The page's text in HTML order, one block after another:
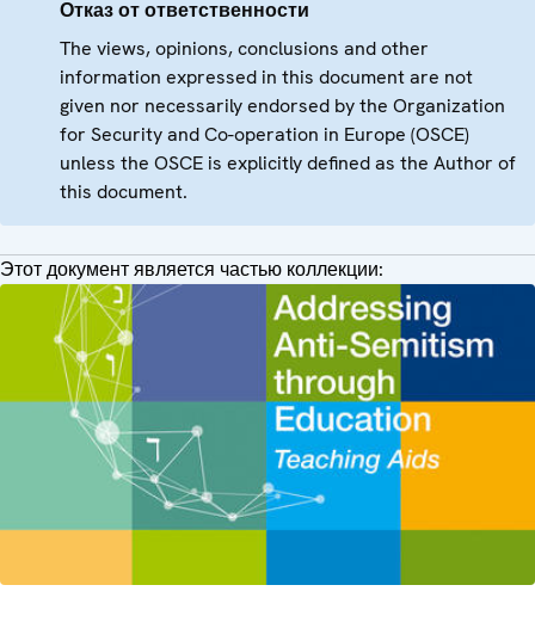
Отказ от ответственности
The views, opinions, conclusions and other
information expressed in this document are not
given nor necessarily endorsed by the Organization
for Security and Co-operation in Europe (OSCE)
unless the OSCE is explicitly defined as the Author of
this document.
Этот документ является частью коллекции: